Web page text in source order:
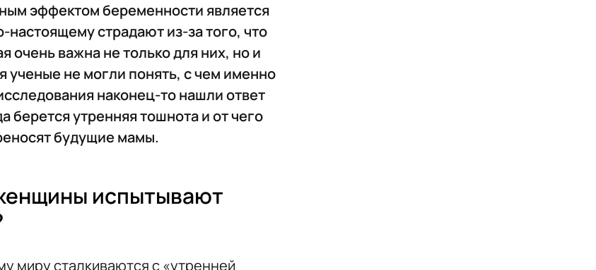
эффектом беременности является
страдают из-за того, что
очень важна не только для них, но и
не могли понять, с чем именно
наконец-то нашли ответ
берется утренняя тошнота и от чего
будущие мамы.
испытывают
миру сталкиваются с «утренней